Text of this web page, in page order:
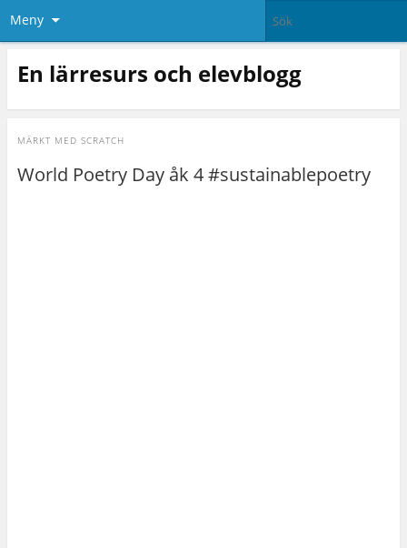
Meny
En lärresurs och elevblogg
MÄRKT MED SCRATCH
World Poetry Day åk 4 #sustainablepoetry